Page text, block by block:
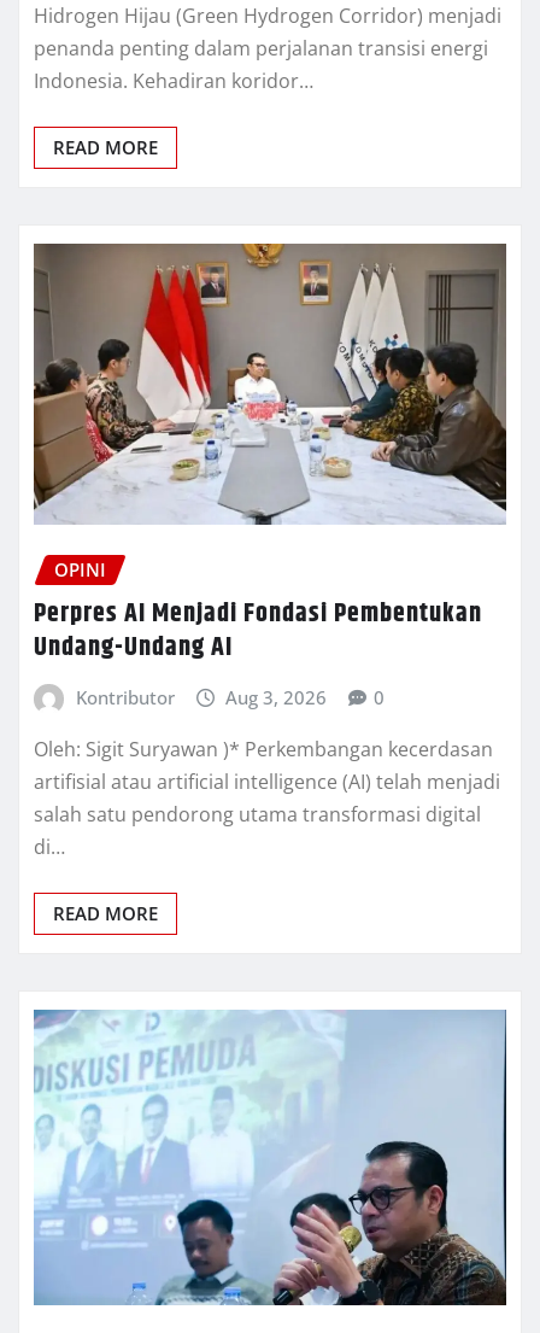
Hidrogen Hijau (Green Hydrogen Corridor) menjadi
penanda penting dalam perjalanan transisi energi
Indonesia. Kehadiran koridor…
READ MORE
OPINI
Perpres AI Menjadi Fondasi Pembentukan
Undang-Undang AI
Kontributor Aug 3, 2026 0
Oleh: Sigit Suryawan )* Perkembangan kecerdasan
artifisial atau artificial intelligence (AI) telah menjadi
salah satu pendorong utama transformasi digital
di…
READ MORE